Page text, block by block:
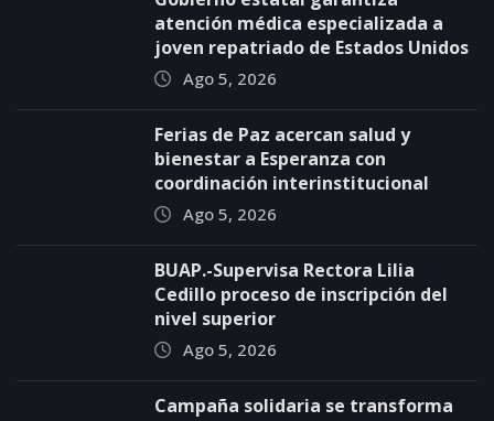
atención médica especializada a
joven repatriado de Estados Unidos
Ago 5, 2026
Ferias de Paz acercan salud y
bienestar a Esperanza con
coordinación interinstitucional
Ago 5, 2026
BUAP.-Supervisa Rectora Lilia
Cedillo proceso de inscripción del
nivel superior
Ago 5, 2026
Campaña solidaria se transforma